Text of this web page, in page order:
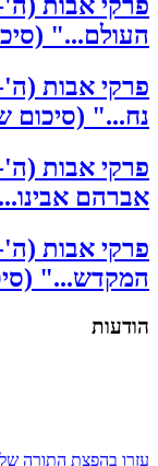
העולם..."
פרקי אבות
נח..." (סיכום
פרקי אבות
אברהם
פרקי אבות
המקדש..."
הודעות